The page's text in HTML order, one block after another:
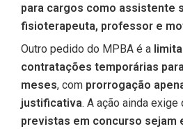
para cargos como assistente
fisioterapeuta, professor e
Outro pedido do MPBA é a
contratações temporárias
meses, com prorrogação
justificativa. A ação ainda exige
previstas em concurso sejam